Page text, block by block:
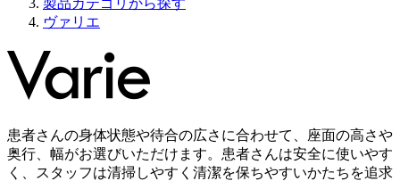
ヴァリエ
患者さんの身体状態や待合の広さに合わせて、座面の高さや
奥行、幅がお選びいただけます。患者さんは安全に使いやす
く、スタッフは清掃しやすく清潔を保ちやすいかたちを追求